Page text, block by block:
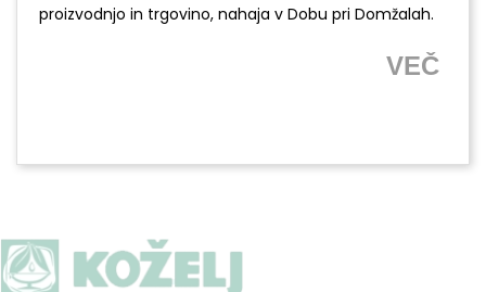
proizvodnjo in trgovino, nahaja v Dobu pri Domžalah.
VEČ